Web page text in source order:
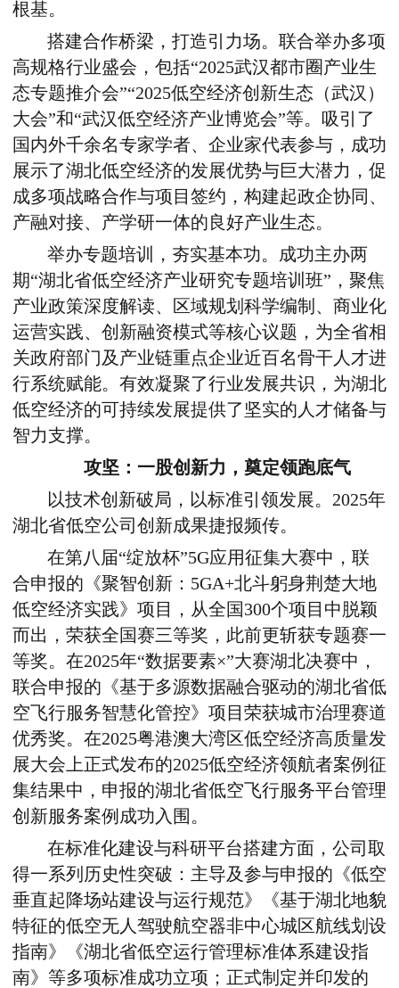
根基。
搭建合作桥梁，打造引力场。联合举办多项
高规格行业盛会，包括“2025武汉都市圈产业生
态专题推介会”“2025低空经济创新生态（武汉）
大会”和“武汉低空经济产业博览会”等。吸引了
国内外千余名专家学者、企业家代表参与，成功
展示了湖北低空经济的发展优势与巨大潜力，促
成多项战略合作与项目签约，构建起政企协同、
产融对接、产学研一体的良好产业生态。
举办专题培训，夯实基本功。成功主办两
期“湖北省低空经济产业研究专题培训班” ，聚焦
产业政策深度解读、区域规划科学编制、商业化
运营实践、创新融资模式等核心议题，为全省相
关政府部门及产业链重点企业近百名骨干人才进
行系统赋能。有效凝聚了行业发展共识，为湖北
低空经济的可持续发展提供了坚实的人才储备与
智力支撑。
攻坚：一股创新力，奠定领跑底气
以技术创新破局，以标准引领发展。 2025年
湖北省低空公司创新成果捷报频传。
在第八届“绽放杯”5G应用征集大赛中，联
合申报的《聚智创新： 5GA+北斗躬身荆楚大地
低空经济实践》项目，从全国300个项目中脱颖
而出，荣获全国赛三等奖，此前更斩获专题赛一
等奖。在2025年“数据要素×”大赛湖北决赛中，
联合申报的《基于多源数据融合驱动的湖北省低
空飞行服务智慧化管控》项目荣获城市治理赛道
优秀奖。在2025粤港澳大湾区低空经济高质量发
展大会上正式发布的2025低空经济领航者案例征
集结果中，申报的湖北省低空飞行服务平台管理
创新服务案例成功入围。
在标准化建设与科研平台搭建方面，公司取
得一系列历史性突破：主导及参与申报的《低空
垂直起降场站建设与运行规范》《基于湖北地貌
特征的低空无人驾驶航空器非中心城区航线划设
指南》《湖北省低空运行管理标准体系建设指
南》等多项标准成功立项；正式制定并印发的